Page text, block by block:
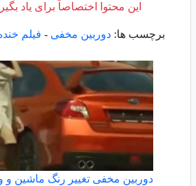
این محتوا اختصاصاً برای یاد
برچسب ها: دوربین مخفی - فیلم
دوربین مخفی تغییر رنگ ماشین و